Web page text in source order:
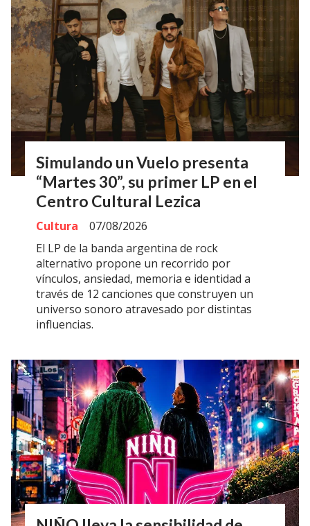
Simulando un Vuelo presenta
“Martes 30”, su primer LP en el
Centro Cultural Lezica
Cultura
07/08/2026
El LP de la banda argentina de rock
alternativo propone un recorrido por
vínculos, ansiedad, memoria e identidad a
través de 12 canciones que construyen un
universo sonoro atravesado por distintas
influencias.